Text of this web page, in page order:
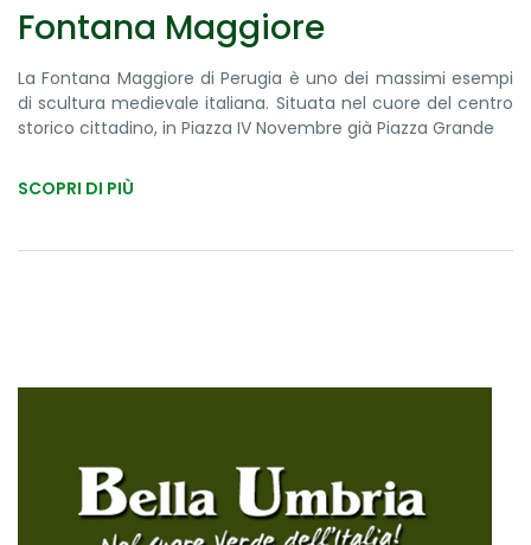
Fontana Maggiore
La Fontana Maggiore di Perugia è uno dei massimi esempi
di scultura medievale italiana. Situata nel cuore del centro
storico cittadino, in Piazza IV Novembre già Piazza Grande
SCOPRI DI PIÙ